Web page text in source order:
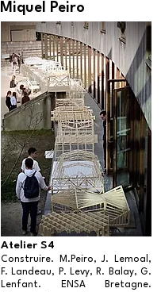
Miquel Peiro
Atelier S4
Construire. M.Peiro, J. Lemoal,
F. Landeau, P. Levy, R. Balay, G.
Lenfant. ENSA Bretagne.